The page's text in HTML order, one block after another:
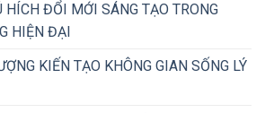
HÍCH ĐỔI MỚI SÁNG TẠO TRONG
HIỆN ĐẠI
KIẾN TẠO KHÔNG GIAN SỐNG LÝ